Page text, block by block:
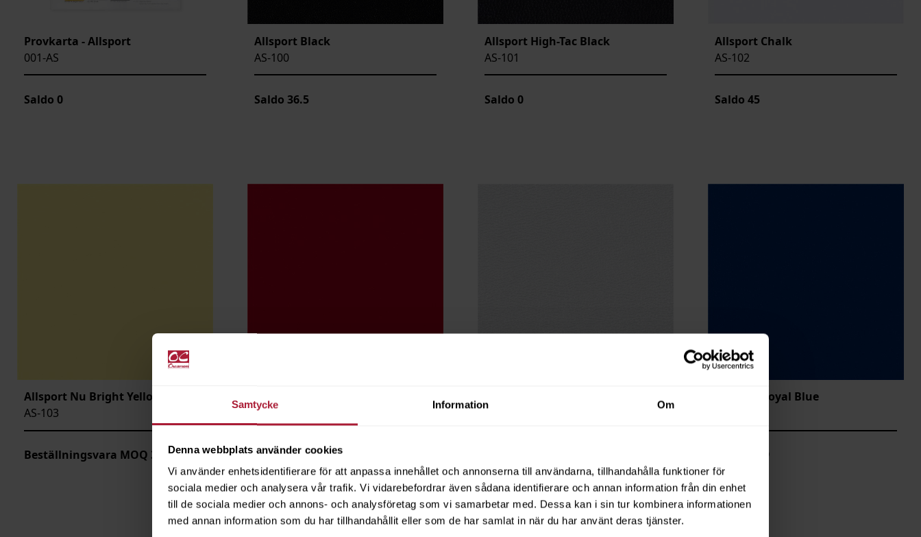
Samtycke Information Om
Denna webbplats använder cookies
Vi använder enhetsidentifierare för att anpassa innehållet och annonserna till användarna, tillhandahålla funktioner för
sociala medier och analysera vår trafik. Vi vidarebefordrar även sådana identifierare och annan information från din enhet
till de sociala medier och annons- och analysföretag som vi samarbetar med. Dessa kan i sin tur kombinera informationen
med annan information som du har tillhandahållit eller som de har samlat in när du har använt deras tjänster.
Provkarta - Allsport
001-AS
Saldo 0
Allsport Black
AS-100
Saldo 36.5
Allsport High-Tac Black
AS-101
Saldo 0
Allsport Chalk
AS-102
Saldo 45
Allsport Nu Bright Yellow
AS-103
Beställningsvara MOQ 30m
AS-104
Beställningsvara MOQ 30m
AS-105
Allsport Royal Blue
29.9